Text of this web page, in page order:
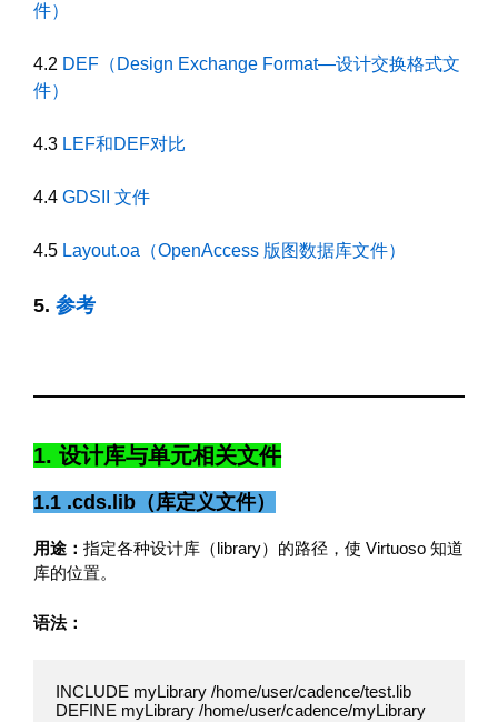
件）
4.2 DEF（Design Exchange Format—设计交换格式文
件）
4.3 LEF和DEF对比
4.4 GDSII 文件
4.5 Layout.oa（OpenAccess 版图数据库文件）
5. 参考
1. 设计库与单元相关文件
1.1 .cds.lib（库定义文件）
用途： 指定各种设计库（library）的路径，使 Virtuoso 知道
库的位置。
语法：
INCLUDE myLibrary /home/user/cadence/test.lib
DEFINE myLibrary /home/user/cadence/myLibrary